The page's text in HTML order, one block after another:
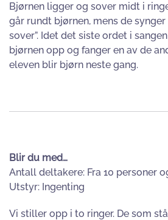
Bjørnen ligger og sover midt i
går rundt bjørnen, mens de synger
sover”. Idet det siste ordet i
bjørnen opp og fanger en av de
eleven blir bjørn neste gang.
Blir du med…
Antall deltakere: Fra 10 personer
Utstyr: Ingenting
Vi stiller opp i to ringer. De som